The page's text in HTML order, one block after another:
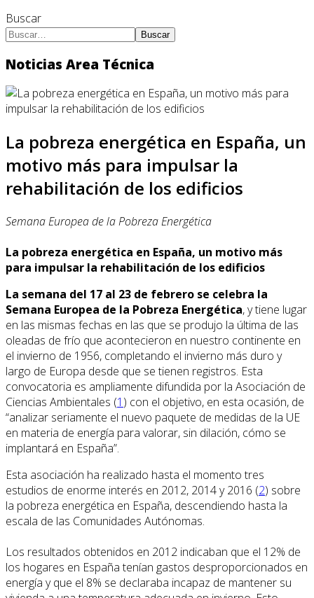
Buscar
Buscar
Noticias Area Técnica
La pobreza energética en España, un
motivo más para impulsar la
rehabilitación de los edificios
Semana Europea de la Pobreza Energética
La pobreza energética en España, un motivo más
para impulsar la rehabilitación de los edificios
La semana del 17 al 23 de febrero se celebra la
Semana Europea de la Pobreza Energética, y tiene lugar
en las mismas fechas en las que se produjo la última de las
oleadas de frío que acontecieron en nuestro continente en
el invierno de 1956, completando el invierno más duro y
largo de Europa desde que se tienen registros. Esta
convocatoria es ampliamente difundida por la Asociación de
Ciencias Ambientales (1 ) con el objetivo, en esta ocasión, de
“analizar seriamente el nuevo paquete de medidas de la UE
en materia de energía para valorar, sin dilación, cómo se
implantará en España”.
Esta asociación ha realizado hasta el momento tres
estudios de enorme interés en 2012, 2014 y 2016 (2) sobre
la pobreza energética en España, descendiendo hasta la
escala de las Comunidades Autónomas.
Los resultados obtenidos en 2012 indicaban que el 12% de
los hogares en España tenían gastos desproporcionados en
energía y que el 8% se declaraba incapaz de mantener su